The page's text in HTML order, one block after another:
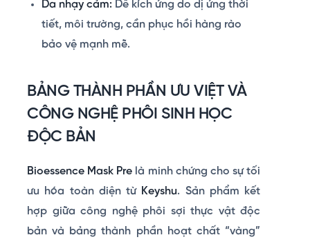
Da nhạy cảm:Dễ kích ứng do dị ứng thời
tiết, môi trường, cần phục hồi hàng rào
bảo vệ mạnh mẽ.
BẢNG THÀNH PHẦN ƯU VIỆT VÀ
CÔNG NGHỆ PHÔI SINH HỌC
ĐỘC BẢN
Bioessence Mask Pre là minh chứng cho sự tối
ưu hóa toàn diện từ Keyshu. Sản phẩm kết
hợp giữa công nghệ phôi sợi thực vật độc
bản và bảng thành phần hoạt chất “vàng”